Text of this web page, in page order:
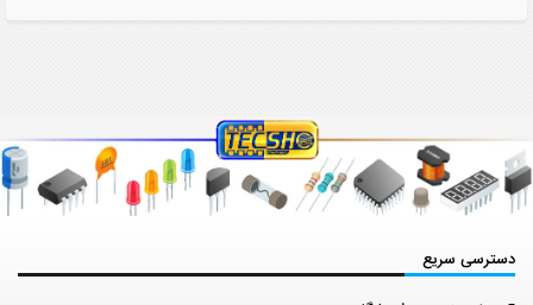
دسترسی سریع